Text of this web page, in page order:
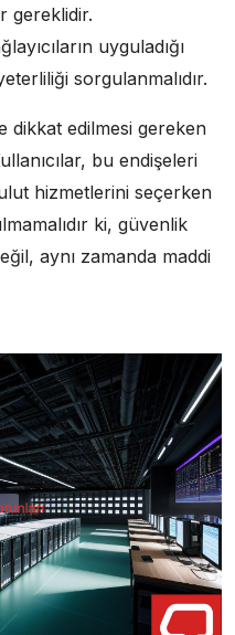
gereklidir.
uyguladığı
sorgulanmalıdır.
dikkat edilmesi gereken
bu endişeleri
hizmetlerini seçerken
ki, güvenlik
aynı zamanda maddi